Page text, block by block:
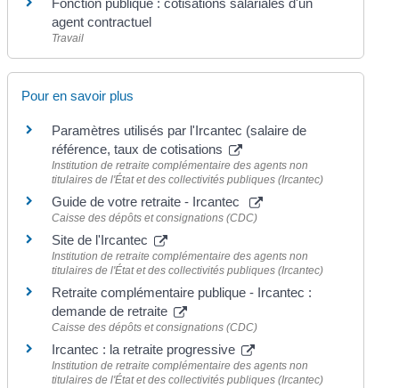
Fonction publique : cotisations salariales d'un
agent contractuel
Travail
Pour en savoir plus
Paramètres utilisés par l'Ircantec (salaire de
référence, taux de cotisations
Institution de retraite complémentaire des agents non
titulaires de l'État et des collectivités publiques (Ircantec)
Guide de votre retraite - Ircantec
Caisse des dépôts et consignations (CDC)
Site de l'Ircantec
Institution de retraite complémentaire des agents non
titulaires de l'État et des collectivités publiques (Ircantec)
Retraite complémentaire publique - Ircantec :
demande de retraite
Caisse des dépôts et consignations (CDC)
Ircantec : la retraite progressive
Institution de retraite complémentaire des agents non
titulaires de l'État et des collectivités publiques (Ircantec)